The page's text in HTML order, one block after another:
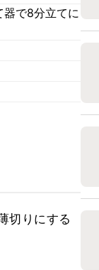
器で8分立てに
切りにする